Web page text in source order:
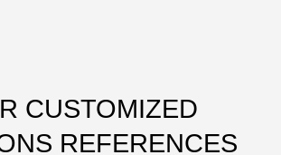
CUSTOMIZED
REFERENCES